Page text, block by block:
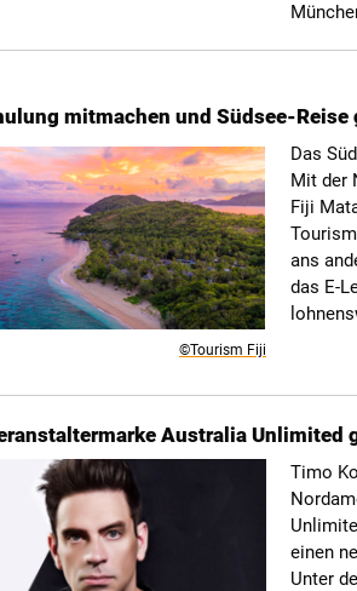
mitmachen und Südsee-Reise
©Tourism Fiji
Das
Mit der
Fiji
ans
das E-
Australia Unlimited
Timo
einen
Unter